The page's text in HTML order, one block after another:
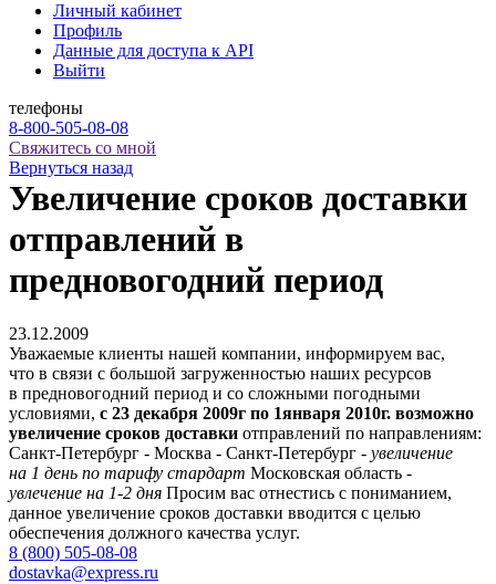
Личный кабинет
Профиль
Данные для доступа к API
Выйти
телефоны
8-800-505-08-08
Свяжитесь со мной
Вернуться назад
Увеличение сроков доставки
отправлений в
предновогодний период
23.12.2009
Уважаемые клиенты нашей компании, информируем вас,
что в связи с большой загруженностью наших ресурсов
в предновогодний период и со сложными погодными
условиями, с 23 декабря 2009г по 1января 2010г. возможно
увеличение сроков доставки отправлений по направлениям:
Санкт-Петербург - Москва - Санкт-Петербург - увеличение
на 1 день по тарифу стардарт Московская область -
увлечение на 1-2 дня Просим вас отнестись с пониманием,
данное увеличение сроков доставки вводится с целью
обеспечения должного качества услуг.
8 (800) 505-08-08
dostavka@express.ru